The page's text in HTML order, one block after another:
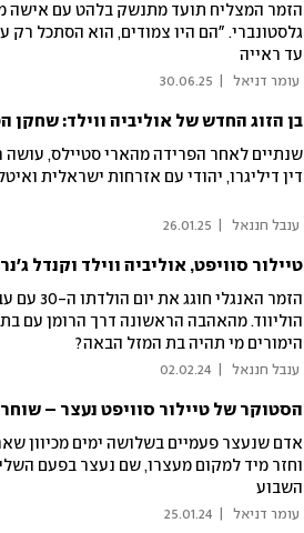
הזמר המצליח תועד מתנשק בלהט עם אישה
גלסטונברי. "הם היו צמודים, הוא הסתכל רק
עד ראייה
עומר דניאל 30.06.25
בן הזוג החדש של אוליביה ווילד: שחקן
שנתיים לאחר הפרידה מהארי סטיילס, עושה
דין דיליגרו, יהודי עם אזרחות ישראלית
ענבל חננאל 26.01.25
טיילור סוויפט, אוליביה ווילד וקנדל
הזמר
הוליווד. מהאהבה הראשונה דרך הרומן עם
הימורים מי תהיה בת המזל הבאה?
ענבל חננאל 02.02.24
הסטוקר של טיילור סוויפט נעצר –
אדם שנעצר פעמיים בשלושה ימים מכיוון
וחזר מיד למקום מעצרו, שם נעצר בפעם
השבוע
עומר דניאל 25.01.24